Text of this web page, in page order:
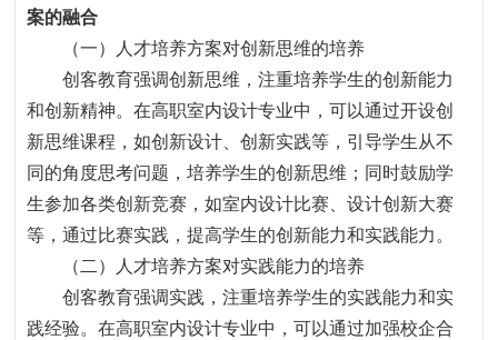
案的融合
（一）人才培养方案对创新思维的培养
创客教育强调创新思维，注重培养学生的创新能力
和创新精神。在高职室内设计专业中，可以通过开设创
新思维课程，如创新设计、创新实践等，引导学生从不
同的角度思考问题，培养学生的创新思维；同时鼓励学
生参加各类创新竞赛，如室内设计比赛、设计创新大赛
等，通过比赛实践，提高学生的创新能力和实践能力。
（二）人才培养方案对实践能力的培养
创客教育强调实践，注重培养学生的实践能力和实
践经验。在高职室内设计专业中，可以通过加强校企合